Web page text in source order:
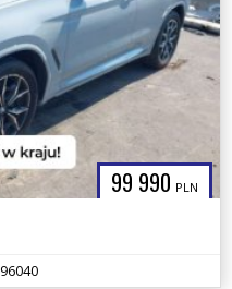
99 990 PLN
96040